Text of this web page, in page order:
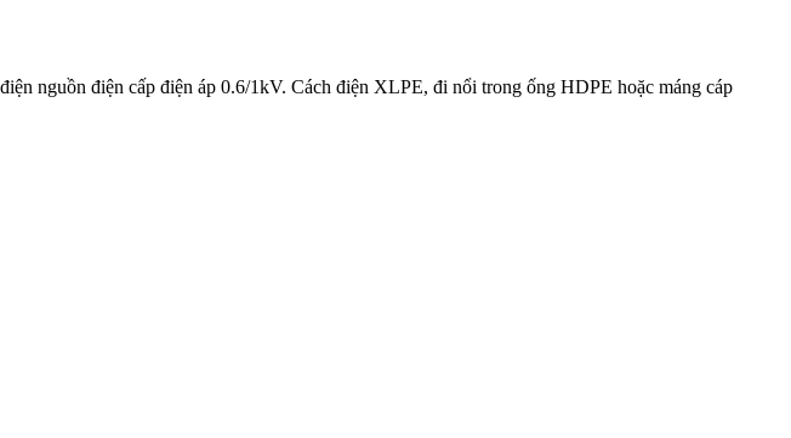
nguồn điện cấp điện áp 0.6/1kV. Cách điện XLPE, đi nổi trong ống HDPE hoặc máng cáp